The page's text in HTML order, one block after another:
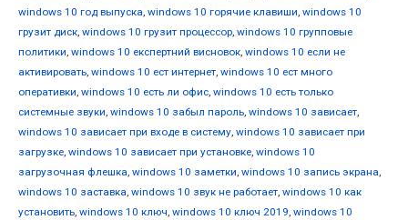
windows 10 год выпуска, windows 10 горячие клавиши, windows 10
грузит диск, windows 10 грузит процессор, windows 10 групповые
политики, windows 10 експертний висновок, windows 10 если не
активировать, windows 10 ест интернет, windows 10 ест много
оперативки, windows 10 есть ли офис, windows 10 есть только
системные звуки, windows 10 забыл пароль, windows 10 зависает,
windows 10 зависает при входе в систему, windows 10 зависает при
загрузке, windows 10 зависает при установке, windows 10
загрузочная флешка, windows 10 заметки, windows 10 запись экрана,
windows 10 заставка, windows 10 звук не работает, windows 10 как
установить, windows 10 ключ, windows 10 ключ 2019, windows 10